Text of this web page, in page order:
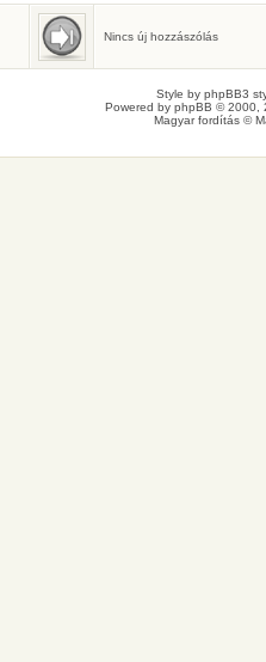
Születésnaposok
Ma senkinek sincs születésnapja.
Nincs új hozzászólás
Style by phpBB3
Powered by phpBB © 2000,
Magyar fordítás ©